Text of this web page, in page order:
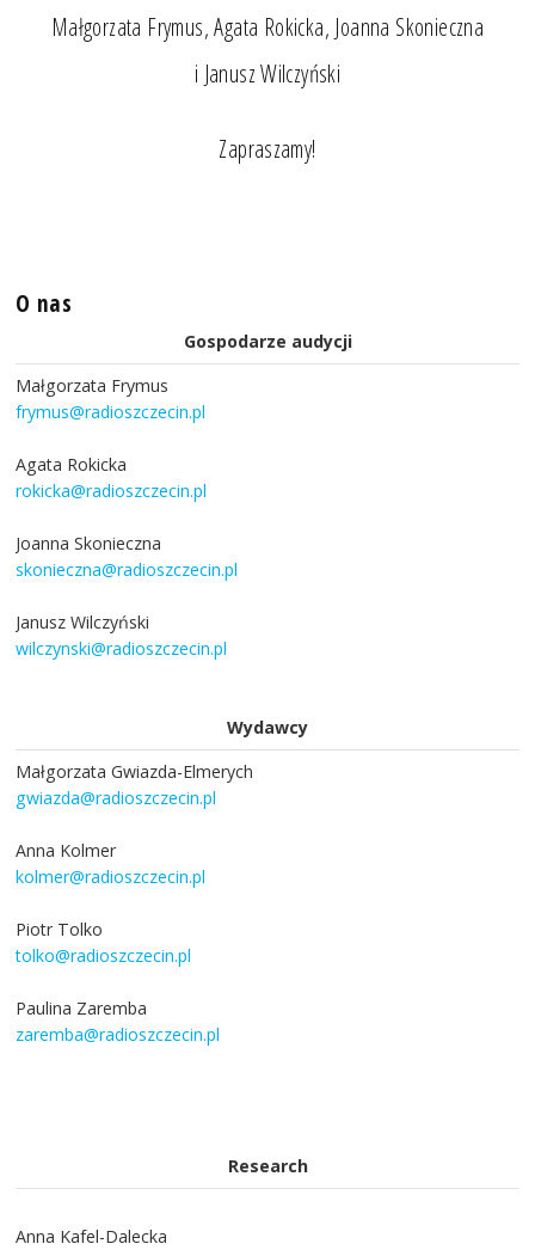
Małgorzata Frymus, Agata Rokicka, Joanna Skonieczna
i Janusz Wilczyński
Zapraszamy!
O nas
Gospodarze audycji
Małgorzata Frymus
frymus@radioszczecin.pl
Agata Rokicka
rokicka@radioszczecin.pl
Joanna Skonieczna
skonieczna@radioszczecin.pl
Janusz Wilczyński
wilczynski@radioszczecin.pl
Wydawcy
Małgorzata Gwiazda-Elmerych
gwiazda@radioszczecin.pl
Anna Kolmer
kolmer@radioszczecin.pl
Piotr Tolko
tolko@radioszczecin.pl
Paulina Zaremba
zaremba@radioszczecin.pl
Research
Anna Kafel-Dalecka